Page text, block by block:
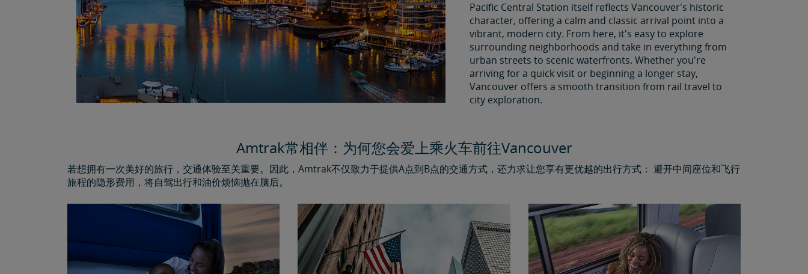
Pacific Central Station itself reflects Vancouver's historic
character, offering a calm and classic arrival point into a
vibrant, modern city. From here, it's easy to explore
surrounding neighborhoods and take in everything from
urban streets to scenic waterfronts. Whether you're
arriving for a quick visit or beginning a longer stay,
Vancouver offers a smooth transition from rail travel to
city exploration.
Amtrak常相伴：为何您会爱上乘火车前往Vancouver
若想拥有一次美好的旅行，交通体验至关重要。因此，Amtrak不仅致力于提供A点到B点的交通方式，还力求让您享有更优越的出行方式： 避开中间座位和飞行
旅程的隐形费用，将自驾出行和油价烦恼抛在脑后。